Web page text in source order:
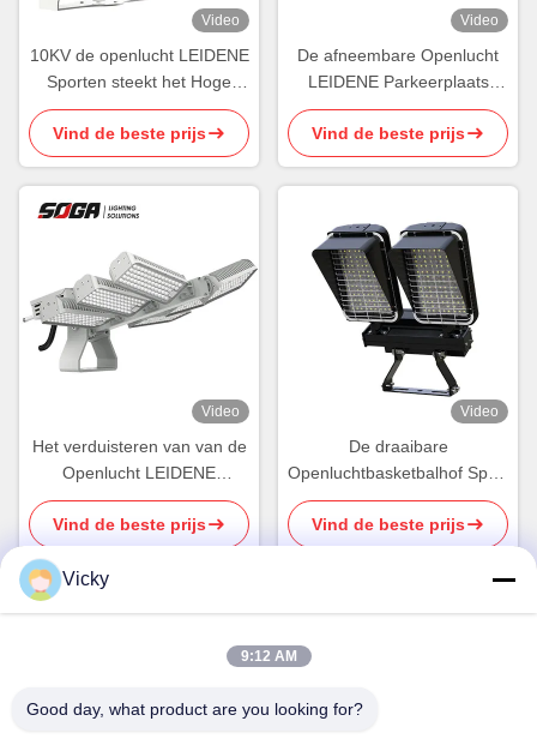
Video
10KV de openlucht LEIDENE
Sporten steekt het Hoge
Duurzame aan Licht van het
Lumen Openluchtstadion
Vind de beste prijs
Video
De afneembare Openlucht
LEIDENE Parkeerplaats
steekt het Waterdichte
Arenasporten Aansteken
aan
Vind de beste prijs
Video
Het verduisteren van van de
Openlucht LEIDENE
LEIDENE Sportenlichten
Gestroomlijnde Veenmol
Lichte IP66
Vind de beste prijs
Video
De draaibare
Openluchtbasketbalhof Sport
Lichte IK08 van de
Lichten600w Hoge Macht
Vind de beste prijs
Adres
Vicky
9:12 AM
Good day, what product are you looking for?